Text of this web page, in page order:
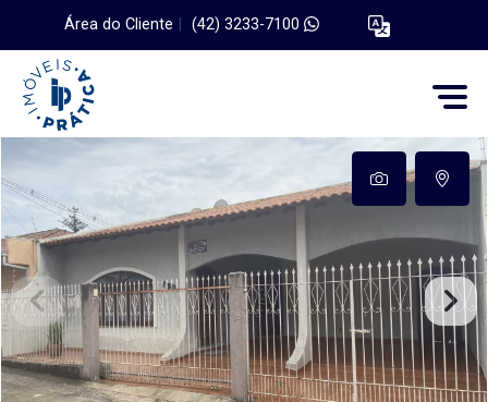
Área do Cliente (42) 3233-7100